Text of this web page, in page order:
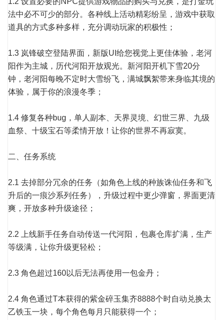
法中必不可少的部分。各种线上活动精彩纷呈，游戏中获取
道具的方式多种多样，充分调动玩家的积极性；
1.3 岚锋破空登陆界面，新版UI给您视觉上更佳体验，老河
阳作为主城，历代河阳开放观光。新河阳开机下雪20分
钟，老河阳每晚不定时大雪纷飞，满城飘絮带来身临其境的
体验，属于你的浪漫冬季；
1.4 修复各种bug，单人副本、天界灵境、幻世三界、九级
血祭、十级宝石等柔情开放！让你的世界不再寂寞。
二、任务系统
2.1 去掉部分冗余的任务（如角色上线的种族诛仙任务和飞
升后的一痕沙系列任务），升级过程中更少弹窗，界面更清
爽，开放多种升级途径；
2.2 上线新手任务自动传送一代河阳，包裹仓库扩满，生产
等级满，让你升级更轻松；
2.3 角色超过160以后无法再使用一包金丹；
2.4 角色通过T本获得的紫金碎玉集齐8888个时自动兑换太
乙铁玉一块，每个角色每月只能获得一个；